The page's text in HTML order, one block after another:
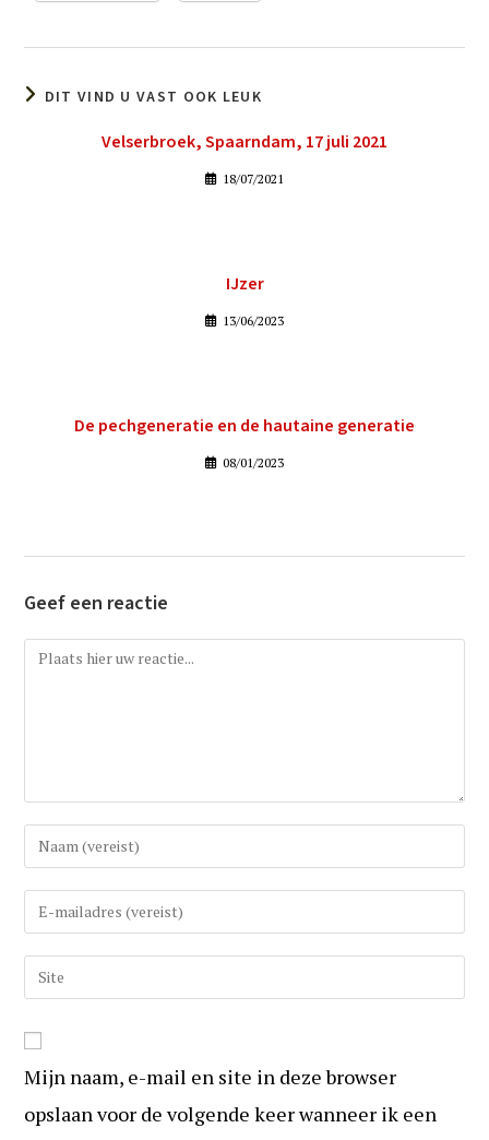
DIT VIND U VAST OOK LEUK
Velserbroek, Spaarndam, 17 juli 2021
18/07/2021
IJzer
13/06/2023
De pechgeneratie en de hautaine generatie
08/01/2023
Geef een reactie
Reactie
Vul
uw
(gebruikers)naam
Vul
uw
e-
mail
om
te
reageren
Vul
uw
URL
in
(optioneel)
Mijn naam, e-mail en site in deze browser
opslaan voor de volgende keer wanneer ik een